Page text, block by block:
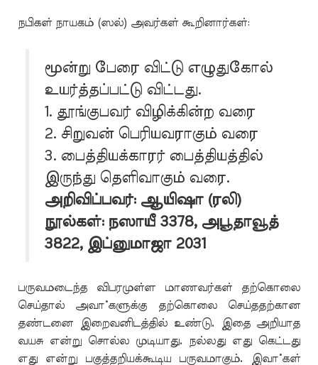
நபிகள் நாயகம் (ஸல்) அவர்கள் கூறினார்கள்:
மூன்று பேரை விட்டு எழுதுகோல்
உயர்த்தப்பட்டு விட்டது.
1. தூங்குபவர் விழிக்கின்ற வரை
2. சிறுவன் பெரியவராகும் வரை
3. பைத்தியக்காரர் பைத்தியத்தில்
இருந்து தெளிவாகும் வரை.
அறிவிப்பவர்: ஆயிஷா (ரலி)
நூல்கள்: நஸாயீ 3378, அபூதாவூத்
3822, இப்னுமாஜா 2031
பருவமடைந்த விபரமுள்ள மாணவர்கள் தற்கொலை
செய்தால் அவா்களுக்கு தற்கொலை செய்ததற்கான
தண்டனை இறைவனிடத்தில் உண்டு. இதை அறியாத
வயசு என்று சொல்ல முடியாது. நல்லது எது கெட்டது
எது என்று பகுத்தறியக்கூடிய பருவமாகும். இவா்கள்